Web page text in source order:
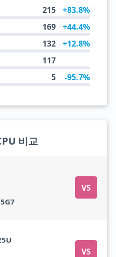
215 +83.8%
169 +44.4%
132 +12.8%
117
5 -95.7%
비교
VS
VS